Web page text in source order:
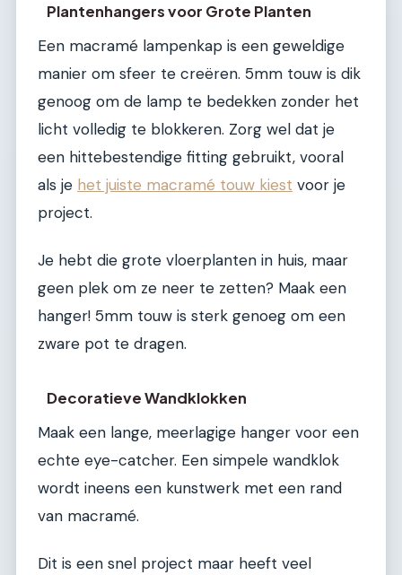
Plantenhangers voor Grote Planten
Een macramé lampenkap is een geweldige
manier om sfeer te creëren. 5mm touw is dik
genoog om de lamp te bedekken zonder het
licht volledig te blokkeren. Zorg wel dat je
een hittebestendige fitting gebruikt, vooral
als je het juiste macramé touw kiest voor je
project.
Je hebt die grote vloerplanten in huis, maar
geen plek om ze neer te zetten? Maak een
hanger! 5mm touw is sterk genoeg om een
zware pot te dragen.
Decoratieve Wandklokken
Maak een lange, meerlagige hanger voor een
echte eye-catcher. Een simpele wandklok
wordt ineens een kunstwerk met een rand
van macramé.
Dit is een snel project maar heeft veel